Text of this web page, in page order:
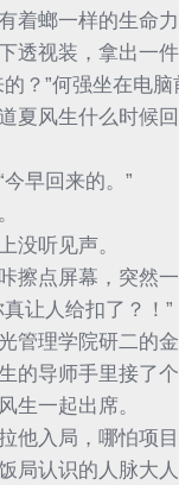
着螂一样的生命力
透视装，拿出一件
？”何强坐在电
夏风生什么时候
早回来的。”
没听见声。
擦点屏幕，突然一
让人给扣了？！”
管理学院研二的金
的导师手里接了
生一起出席。
他入局，哪怕项
局认识的人脉大